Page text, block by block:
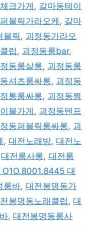
크가게 , 갈마동테이
블릭가라오케, 갈마
블릭 , 괴정동가라오
럽, 괴정동룸bar,
동룸살롱, 괴정동룸
셔츠룸싸롱, 괴정동
통룸싸롱, 괴정동쩜
블가게 , 괴정동텐프
동퍼블릭룸싸롱, 괴
, 대전노래방, 대전노
대전룸사롱, 대전룸
O1O.8001.8445 대
룸바, 대전봉명동가
봉명동노래클럽 , 대
, 대전봉명동룸사